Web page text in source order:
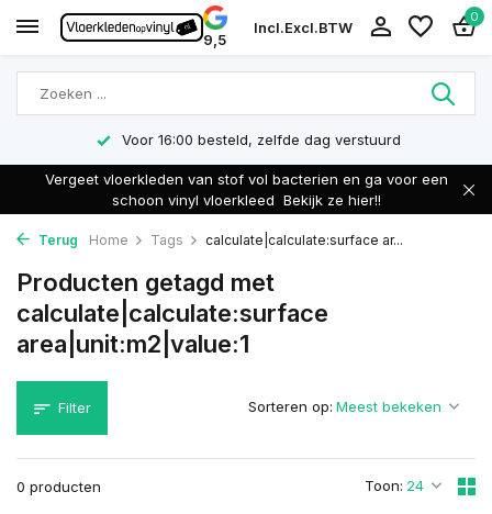
9,5
Incl.Excl.BTW
0
Voor 16:00 besteld, zelfde dag verstuurd
Vergeet vloerkleden van stof vol bacterien en ga voor een
schoon vinyl vloerkleed Bekijk ze hier!!
Terug Home Tags calculate|calculate:surface ar...
Producten getagd met
calculate|calculate:surface
area|unit:m2|value:1
Filter
0 producten Toon:
Sorteren op: